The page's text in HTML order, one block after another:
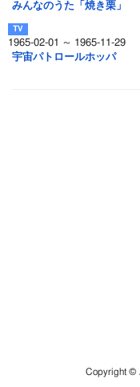
みんなのうた「焼き栗」
1965-02-01 ～ 1965-11-29
宇宙パトロールホッパ
Copyright ©